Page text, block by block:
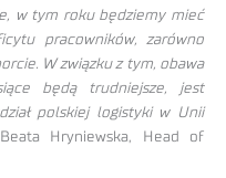
w tym roku będziemy mieć
pracowników, zarówno
W związku z tym, obawa
będą trudniejsze, jest
polskiej logistyki w Unii
Hryniewska, Head of